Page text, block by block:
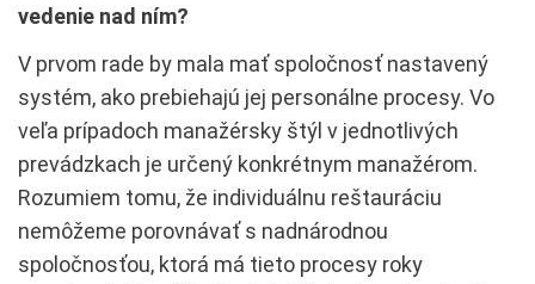
vedenie nad ním?
V prvom rade by mala mať spoločnosť nastavený
systém, ako prebiehajú jej personálne procesy. Vo
veľa prípadoch manažérsky štýl v jednotlivých
prevádzkach je určený konkrétnym manažérom.
Rozumiem tomu, že individuálnu reštauráciu
nemôžeme porovnávať s nadnárodnou
spoločnosťou, ktorá má tieto procesy roky